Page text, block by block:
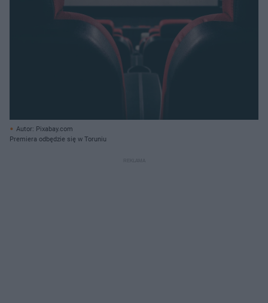
Autor: Pixabay.com
Premiera odbędzie się w Toruniu